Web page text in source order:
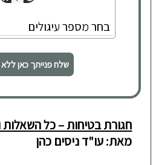
שלח פנייתך כאן ללא
חגורת בטיחות – כל השאלות
מאת: עו"ד ניסים כהן